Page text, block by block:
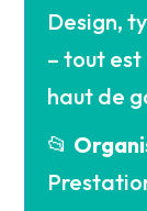
Design,
– tout
haut de
📂